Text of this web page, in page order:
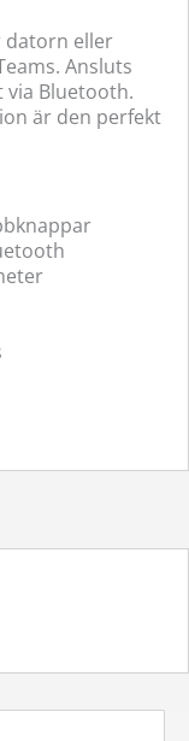
datorn eller
Ansluts
via Bluetooth.
är den perfekt